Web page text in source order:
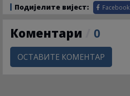
Подијелите вијест: Facebook
Коментари 0
ОСТАВИТЕ КОМЕНТАР